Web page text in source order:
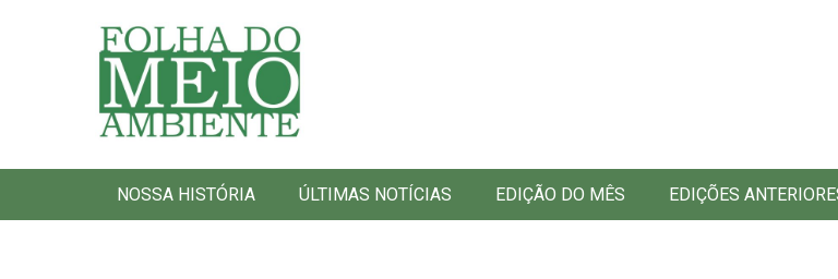
Folha do Meio Ambiente
NOSSA HISTÓRIA ÚLTIMAS NOTÍCIAS EDIÇÃO DO MÊS EDIÇÕES